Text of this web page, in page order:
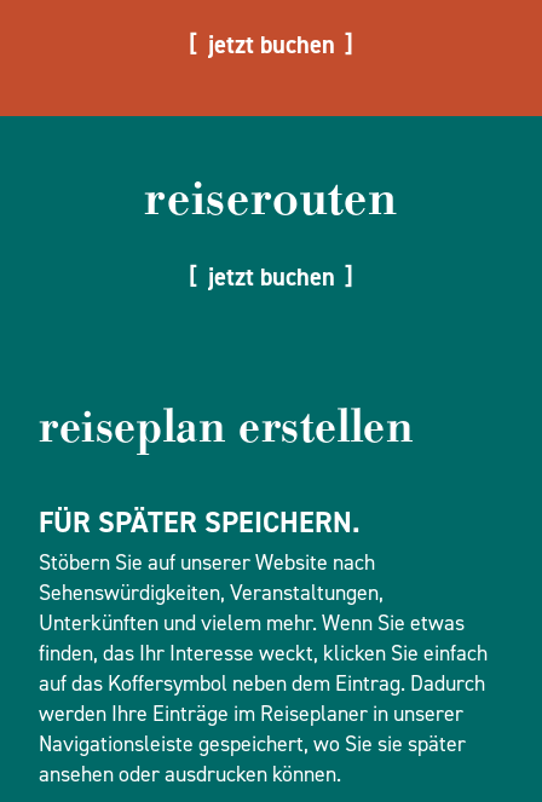
jetzt buchen
reiserouten
jetzt buchen
reiseplan erstellen
FÜR SPÄTER SPEICHERN.
Stöbern Sie auf unserer Website nach
Sehenswürdigkeiten, Veranstaltungen,
Unterkünften und vielem mehr. Wenn Sie etwas
finden, das Ihr Interesse weckt, klicken Sie einfach
auf das Koffersymbol neben dem Eintrag. Dadurch
werden Ihre Einträge im Reiseplaner in unserer
Navigationsleiste gespeichert, wo Sie sie später
ansehen oder ausdrucken können.